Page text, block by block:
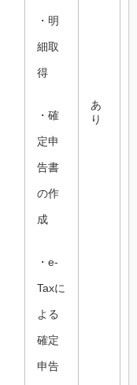
・明
細取
得
・確
定申
告書
の作
成
・e-
Taxに
よる
確定
申告
あ
り